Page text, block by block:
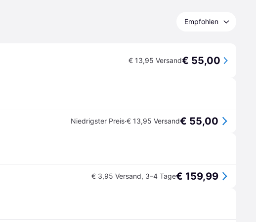
Empfohlen
€ 13,95 Versand€ 55,00
Niedrigster Preis·€ 13,95 Versand€ 55,00
€ 3,95 Versand, 3–4 Tage€ 159,99